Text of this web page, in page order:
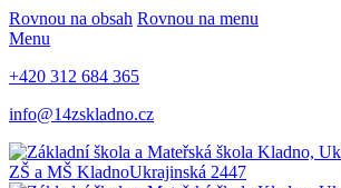
Rovnou na obsah Rovnou na menu
Menu
+420 312 684 365
info@14zskladno.cz
ZŠ a MŠ KladnoUkrajinská 2447